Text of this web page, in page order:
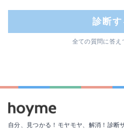
診断す
全ての質問に答え
自分、見つかる！モヤモヤ、解消！ 診断